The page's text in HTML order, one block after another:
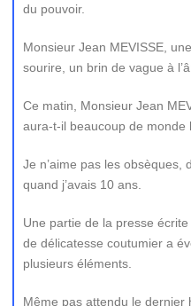
du pouvoir.
Monsieur Jean MEVISSE,
sourire, un brin de vague à
Ce matin, Monsieur Jean
aura-t-il beaucoup de monde
Je n’aime pas les obsèques,
quand j’avais 10 ans.
Une partie de la presse
de délicatesse coutumier a
plusieurs éléments.
Même pas attendu le dernier